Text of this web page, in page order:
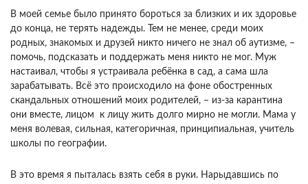
В моей семье было принято бороться за близких и их здоровье
до конца, не терять надежды. Тем не менее, среди моих
родных, знакомых и друзей никто ничего не знал об аутизме, –
помочь, подсказать и поддержать меня никто не мог. Муж
настаивал, чтобы я устраивала ребёнка в сад, а сама шла
зарабатывать. Всё это происходило на фоне обостренных
скандальных отношений моих родителей, – из-за карантина
они вместе, лицом к лицу жить долго мирно не могли. Мама у
меня волевая, сильная, категоричная, принципиальная, учитель
школы по географии.
В это время я пыталась взять себя в руки. Нарыдавшись по